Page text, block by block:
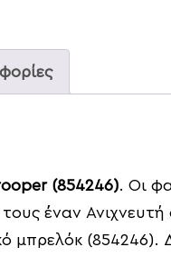
(854246). Οι
έναν Ανιχνευτή
(854246).